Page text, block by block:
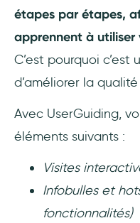
étapes par étapes,
apprennent à
C’est pourquoi
d’améliorer la
Avec UserGuiding,
éléments suivants :
Visites
Infobulles et
fonctionnalités)